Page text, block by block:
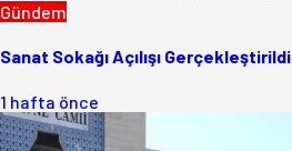
Gündem
Sanat Sokağı Açılışı Gerçekleştirildi
1 hafta önce